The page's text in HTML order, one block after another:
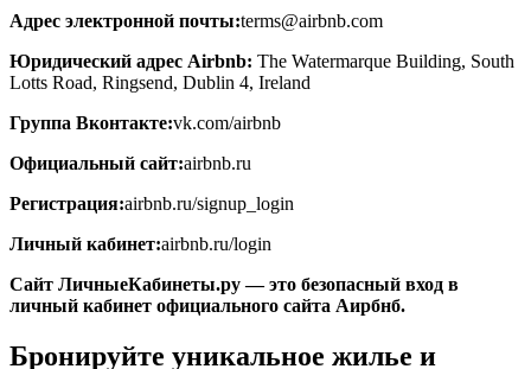
Адрес электронной почты:terms@airbnb.com
Юридический адрес Airbnb: The Watermarque Building, South
Lotts Road, Ringsend, Dublin 4, Ireland
Группа Вконтакте:vk.com/airbnb
Официальный сайт:airbnb.ru
Регистрация:airbnb.ru/signup_login
Личный кабинет:airbnb.ru/login
Сайт ЛичныеКабинеты.ру — это безопасный вход в
личный кабинет официального сайта Аирбнб.
Бронируйте уникальное жилье и